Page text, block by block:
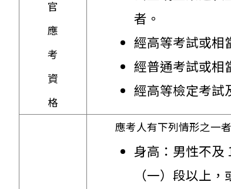
官
應
考
資
格
者。
經高等考試或相
經普通考試或相
經高等檢定考試
應考人有下列情形之一
身高：男性不及
（一）段以上